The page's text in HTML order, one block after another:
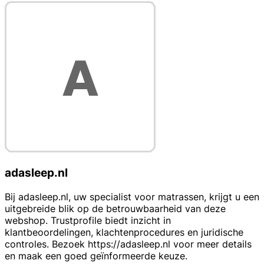
adasleep.nl
Bij adasleep.nl, uw specialist voor matrassen, krijgt u een
uitgebreide blik op de betrouwbaarheid van deze
webshop. Trustprofile biedt inzicht in
klantbeoordelingen, klachtenprocedures en juridische
controles. Bezoek https://adasleep.nl voor meer details
en maak een goed geïnformeerde keuze.